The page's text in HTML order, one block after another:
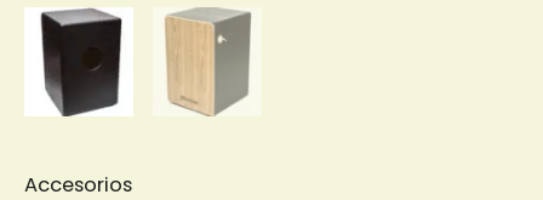
Accesorios